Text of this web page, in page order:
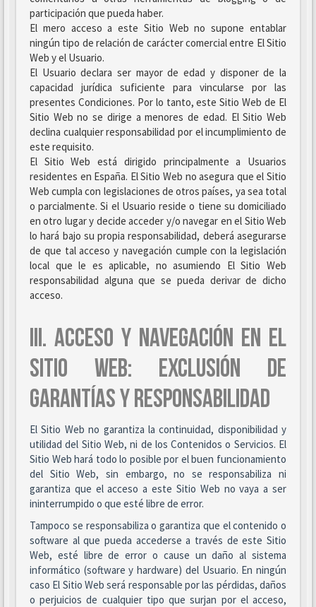
participación que pueda haber.
El mero acceso a este Sitio Web no supone entablar
ningún tipo de relación de carácter comercial entre El Sitio
Web y el Usuario.
El Usuario declara ser mayor de edad y disponer de la
capacidad jurídica suficiente para vincularse por las
presentes Condiciones. Por lo tanto, este Sitio Web de El
Sitio Web no se dirige a menores de edad. El Sitio Web
declina cualquier responsabilidad por el incumplimiento de
este requisito.
El Sitio Web está dirigido principalmente a Usuarios
residentes en España. El Sitio Web no asegura que el Sitio
Web cumpla con legislaciones de otros países, ya sea total
o parcialmente. Si el Usuario reside o tiene su domiciliado
en otro lugar y decide acceder y/o navegar en el Sitio Web
lo hará bajo su propia responsabilidad, deberá asegurarse
de que tal acceso y navegación cumple con la legislación
local que le es aplicable, no asumiendo El Sitio Web
responsabilidad alguna que se pueda derivar de dicho
acceso.
III. ACCESO Y NAVEGACIÓN EN EL
SITIO WEB: EXCLUSIÓN DE
GARANTÍAS Y RESPONSABILIDAD
El Sitio Web no garantiza la continuidad, disponibilidad y
utilidad del Sitio Web, ni de los Contenidos o Servicios. El
Sitio Web hará todo lo posible por el buen funcionamiento
del Sitio Web, sin embargo, no se responsabiliza ni
garantiza que el acceso a este Sitio Web no vaya a ser
ininterrumpido o que esté libre de error.
Tampoco se responsabiliza o garantiza que el contenido o
software al que pueda accederse a través de este Sitio
Web, esté libre de error o cause un daño al sistema
informático (software y hardware) del Usuario. En ningún
caso El Sitio Web será responsable por las pérdidas, daños
o perjuicios de cualquier tipo que surjan por el acceso,